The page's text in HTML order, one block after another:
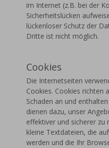
im Internet (z.B. bei der
Sicherheitslücken
lückenloser Schutz der
Dritte ist nicht möglich.
Cookies
Die Internetseiten
Cookies. Cookies richten
Schaden an und
dienen dazu, unser
effektiver und sicherer zu
kleine Textdateien, die
werden und die Ihr